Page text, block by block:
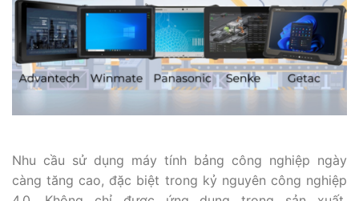
Nhu cầu sử dụng máy tính bảng công nghiệp ngày
càng tăng cao, đặc biệt trong kỷ nguyên công nghiệp